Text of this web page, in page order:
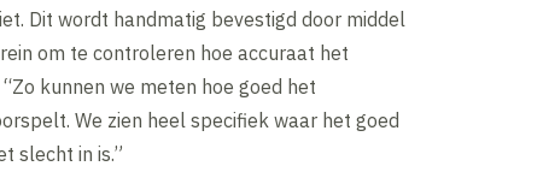
Dit wordt handmatig bevestigd door middel
om te controleren hoe accuraat het
kunnen we meten hoe goed het
We zien heel specifiek waar het goed
slecht in is.”